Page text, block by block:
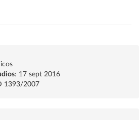
: 17 sept 2016
1393/2007